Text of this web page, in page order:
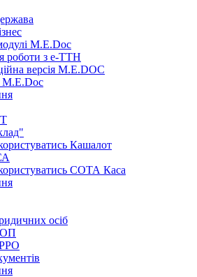
M.E.Doc
роботи з е-ТТН
версія M.E.DOC
Кашалот
СОТА Каса
осіб